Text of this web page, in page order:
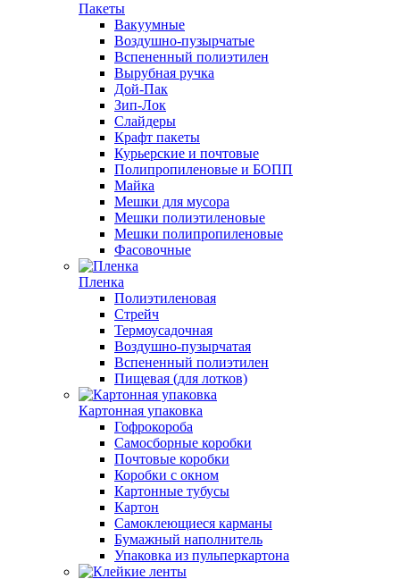
Пакеты
Вакуумные
Воздушно-пузырчатые
Вспененный полиэтилен
Вырубная ручка
Дой-Пак
Зип-Лок
Слайдеры
Крафт пакеты
Курьерские и почтовые
Полипропиленовые и БОПП
Майка
Мешки для мусора
Мешки полиэтиленовые
Мешки полипропиленовые
Фасовочные
Пленка
Полиэтиленовая
Стрейч
Термоусадочная
Воздушно-пузырчатая
Вспененный полиэтилен
Пищевая (для лотков)
Картонная упаковка
Гофрокороба
Самосборные коробки
Почтовые коробки
Коробки с окном
Картонные тубусы
Картон
Самоклеющиеся карманы
Бумажный наполнитель
Упаковка из пульперкартона